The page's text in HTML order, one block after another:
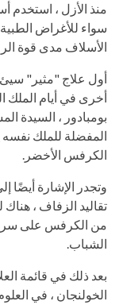
منذ الأزل ، استخدم
سواء للأغراض
الأسلاف مدى قوة
أول علاج "مثير"
أخرى في أيام
بومبادور ، السيدة
المفضلة للملك نفسه
الكرفس الأخضر.
وتجدر الإشارة أيضًا
تقاليد الزفاف ،
من الكرفس على
الشباب.
بعد ذلك في قائمة
الخولنجان ، في